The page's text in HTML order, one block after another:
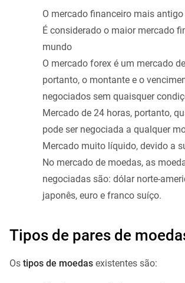
O mercado financeiro mais
É considerado o maior mercado
mundo
O mercado forex é um mercado
portanto, o montante e o
negociados sem quaisquer
Mercado de 24 horas, portanto,
pode ser negociada a qualquer
Mercado muito líquido, devido a
No mercado de moedas, as
negociadas são: dólar norte-
japonês, euro e franco suíço.
Tipos de pares de
Os tipos de moedas existentes são: